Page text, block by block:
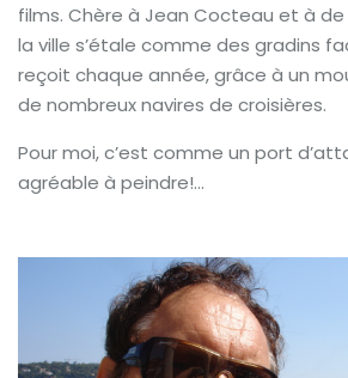
films. Chère à Jean Cocteau et à
la ville s’étale comme des gradins
reçoit chaque année, grâce à un
de nombreux navires de croisières.
Pour moi, c’est comme un port
agréable à peindre!…